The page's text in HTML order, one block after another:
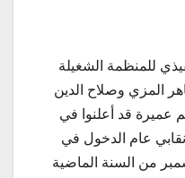
للمنظمة الشغيلة
المزي وصلاح الدين
عميرة قد أعلنوا في
نقابي عام الدخول في
مفتوح بداية من 25 ديسمبر من السنة الماضية